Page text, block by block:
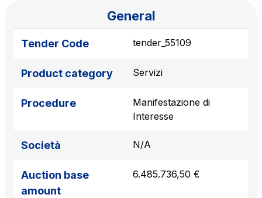
Administrative, general and property management
services
Giovia
toilets
S.p.A.
Network Km: 6
General
Tender Code tender_55109
Product category Servizi
Procedure
Manifestazione di
Interesse
Società N/A
Auction base
amount
6.485.736,50 €